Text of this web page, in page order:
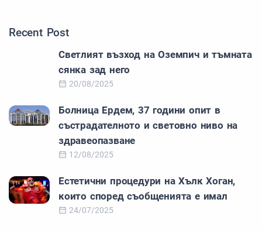
Recent Post
Светлият възход на Оземпич и тъмната
сянка зад него
20/08/2025
Болница Ердем, 37 години опит в
състрадателното и световно ниво на
здравеопазване
12/08/2025
Естетични процедури на Хълк Хоган,
които според съобщенията е имал
24/07/2025